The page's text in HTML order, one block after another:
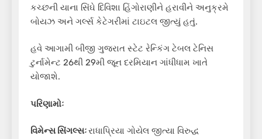
કચ્છની યાના સિંઘે દિવિશા હિંગોરાણીને હરાવીને અનુક્રમે
બોયઝ અને ગર્લ્સ કેટેગરીમાં ટાઇટલ જીત્યું હતું.
હવે આગામી બીજી ગુજરાત સ્ટેટ રેન્કિંગ ટેબલ ટેનિસ
ટુર્નામેન્ટ 26થી 29મી જૂન દરમિયાન ગાંધીધામ ખાતે
યોજાશે.
પરિણામોઃ
વિમેન્સ સિંગલ્સઃરાધાપ્રિયા ગોયેલ જીત્યા વિરુદ્ધ